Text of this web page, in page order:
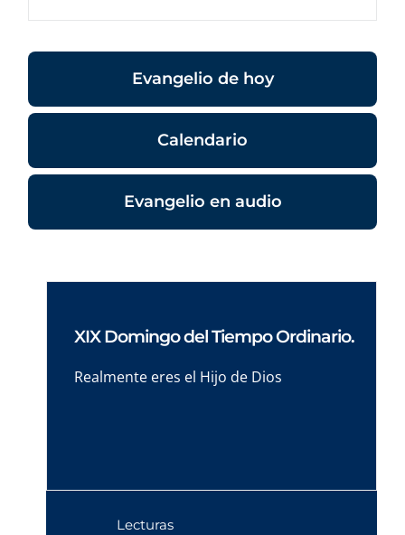
Evangelio de hoy
Calendario
Evangelio en audio
XIX Domingo del Tiempo Ordinario.
Realmente eres el Hijo de Dios
Lecturas